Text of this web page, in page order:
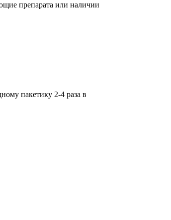
препарата или наличии
пакетику 2-4 раза в